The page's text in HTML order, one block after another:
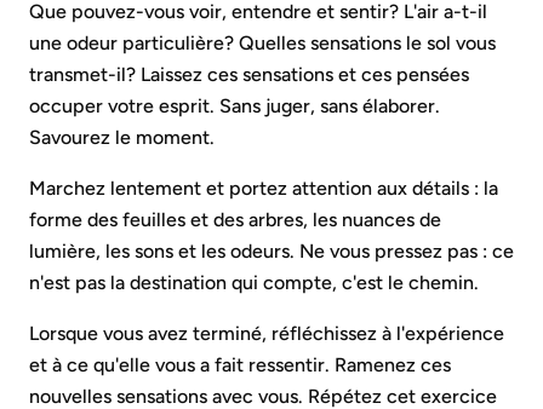
Que pouvez-vous voir, entendre et sentir? L'air a-t-il
une odeur particulière? Quelles sensations le sol vous
transmet-il? Laissez ces sensations et ces pensées
occuper votre esprit. Sans juger, sans élaborer.
Savourez le moment.
Marchez lentement et portez attention aux détails : la
forme des feuilles et des arbres, les nuances de
lumière, les sons et les odeurs. Ne vous pressez pas : ce
n'est pas la destination qui compte, c'est le chemin.
Lorsque vous avez terminé, réfléchissez à l'expérience
et à ce qu'elle vous a fait ressentir. Ramenez ces
nouvelles sensations avec vous. Répétez cet exercice